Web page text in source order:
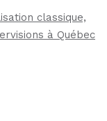
classique,
à Québec